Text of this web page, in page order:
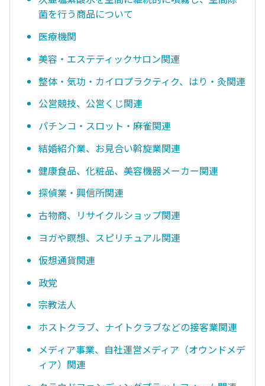
菌を行う商品について
医療機関
美容・エステティックサロン関連
整体・気功・カイロプラクティク、はり・灸関連
公営競技、公営くじ関連
パチンコ・スロット・麻雀関連
結婚紹介業、お見合い斡旋業関連
健康食品、化粧品、美容機器メーカー関連
探偵業・興信所関連
古物商、リサイクルショップ関連
ヨガや瞑想、スピリチュアル関連
仮想通貨関連
政党
宗教法人
ホストクラブ、ナイトクラブなどの接客業関連
メディア事業、自社運営メディア（オウンドメデ
ィア）関連